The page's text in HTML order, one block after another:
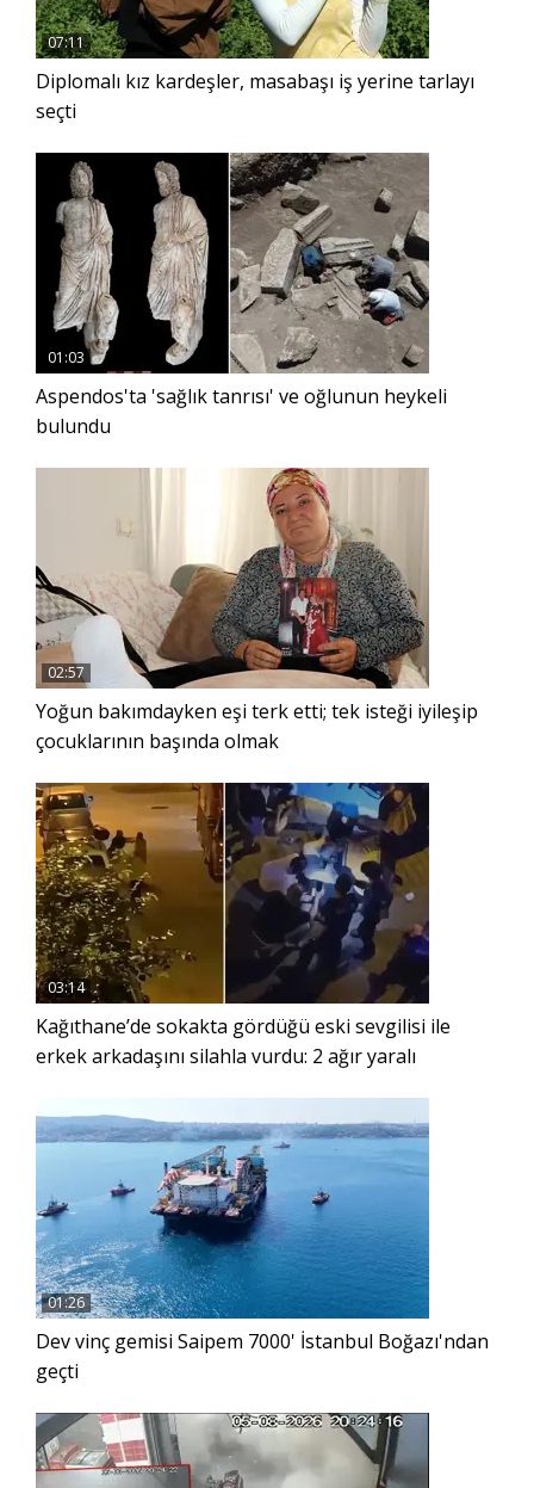
07:11
Diplomalı kız kardeşler, masabaşı iş yerine tarlayı
seçti
01:03
Aspendos'ta 'sağlık tanrısı' ve oğlunun heykeli
bulundu
02:57
Yoğun bakımdayken eşi terk etti; tek isteği iyileşip
çocuklarının başında olmak
03:14
Kağıthane’de sokakta gördüğü eski sevgilisi ile
erkek arkadaşını silahla vurdu: 2 ağır yaralı
01:26
Dev vinç gemisi Saipem 7000' İstanbul Boğazı'ndan
geçti